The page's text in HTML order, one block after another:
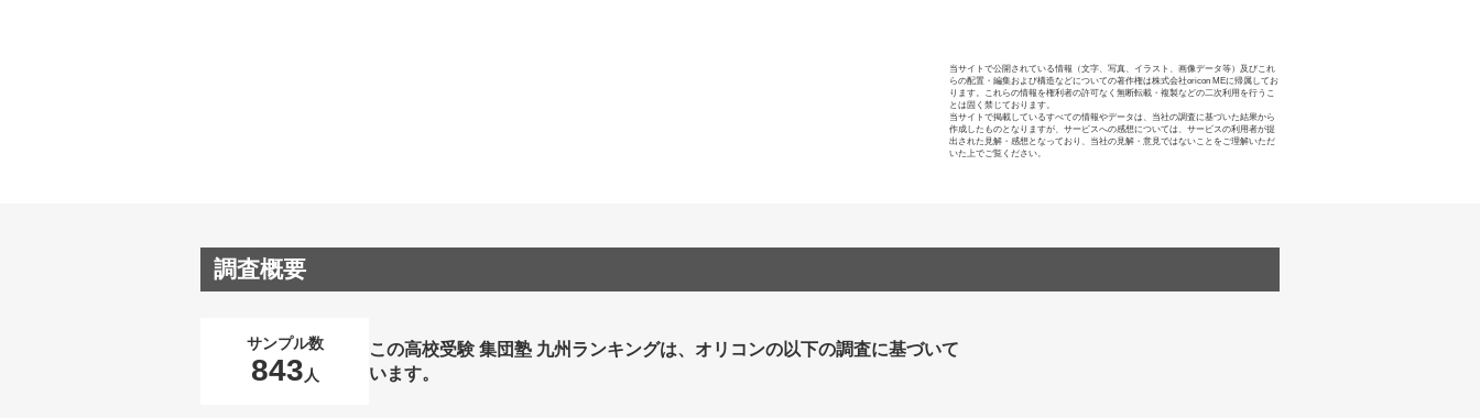
当サイトで公開されている情報（文字、写真、イラスト、画像データ等）及びこれ
らの配置・編集および構造などについての著作権は株式会社oricon MEに帰属してお
ります。これらの情報を権利者の許可なく無断転載・複製などの二次利用を行うこ
とは固く禁じております。
当サイトで掲載しているすべての情報やデータは、当社の調査に基づいた結果から
作成したものとなりますが、サービスへの感想については、サービスの利用者が提
出された見解・感想となっており、当社の見解・意見ではないことをご理解いただ
いた上でご覧ください。
調査概要
サンプル数
843 人
この高校受験 集団塾 九州ランキングは、オリコンの以下の調査に基づいて
います。